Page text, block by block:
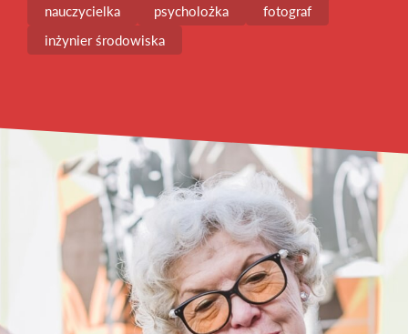
nauczycielka
psycholożka
fotograf
inżynier środowiska